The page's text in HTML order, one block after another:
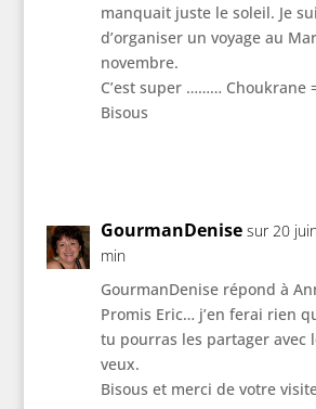
manquait juste le soleil. Je
d’organiser un voyage au
novembre.
C’est super ……… Choukrane
Bisous
GourmanDenise sur 20
min
GourmanDenise répond à
Promis Eric… j’en ferai rien
tu pourras les partager avec
veux.
Bisous et merci de votre